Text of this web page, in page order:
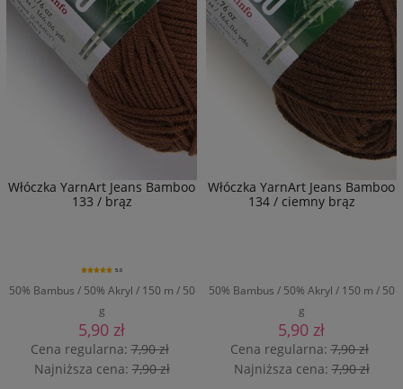
Włóczka YarnArt Jeans Bamboo
133 / brąz
50% Bambus / 50% Akryl / 150 m / 50
g
5.0
5,90 zł
Cena regularna:7,90 zł
Najniższa cena:7,90 zł
Włóczka YarnArt Jeans Bamboo
134 / ciemny brąz
50% Bambus / 50% Akryl / 150 m / 50
g
5,90 zł
Cena regularna:7,90 zł
Najniższa cena:7,90 zł